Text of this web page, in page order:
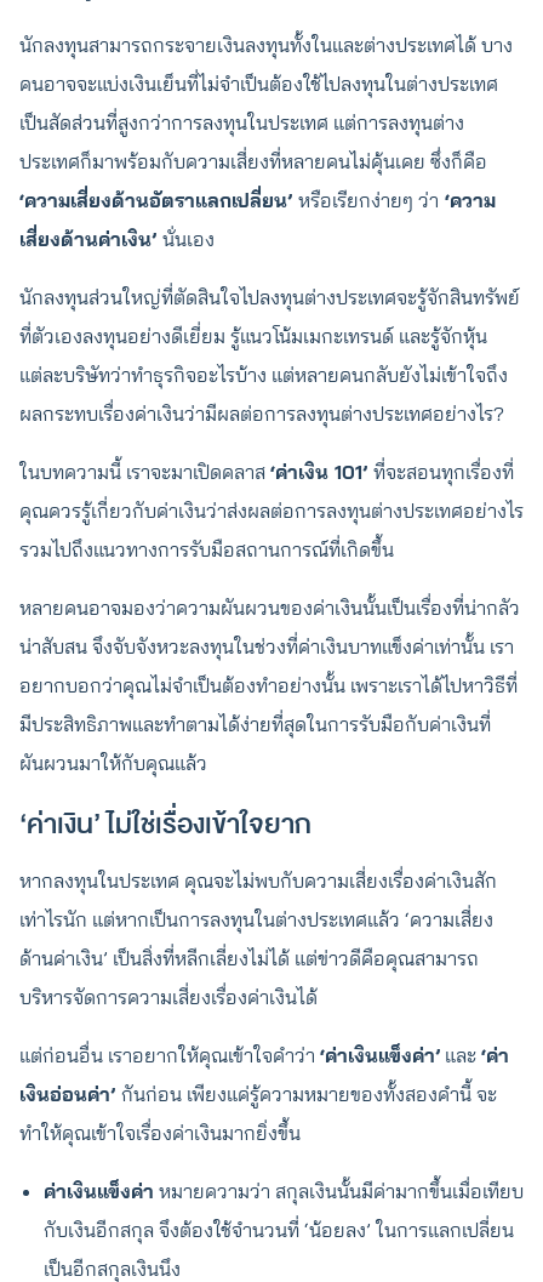
นักลงทุนสามารถกระจายเงินลงทุนทั้งในและต่างประเทศได้ บาง
คนอาจจะแบ่งเงินเย็นที่ไม่จำเป็นต้องใช้ไปลงทุนในต่างประเทศ
เป็นสัดส่วนที่สูงกว่าการลงทุนในประเทศ แต่การลงทุนต่าง
ประเทศก็มาพร้อมกับความเสี่ยงที่หลายคนไม่คุ้นเคย ซึ่งก็คือ
‘ความเสี่ยงด้านอัตราแลกเปลี่ยน’ หรือเรียกง่ายๆ ว่า ‘ความ
เสี่ยงด้านค่าเงิน’ นั่นเอง
นักลงทุนส่วนใหญ่ที่ตัดสินใจไปลงทุนต่างประเทศจะรู้จักสินทรัพย์
ที่ตัวเองลงทุนอย่างดีเยี่ยม รู้แนวโน้มเมกะเทรนด์ และรู้จักหุ้น
แต่ละบริษัทว่าทำธุรกิจอะไรบ้าง แต่หลายคนกลับยังไม่เข้าใจถึง
ผลกระทบเรื่องค่าเงินว่ามีผลต่อการลงทุนต่างประเทศอย่างไร?
ในบทความนี้ เราจะมาเปิดคลาส ‘ค่าเงิน 101’ ที่จะสอนทุกเรื่องที่
คุณควรรู้เกี่ยวกับค่าเงินว่าส่งผลต่อการลงทุนต่างประเทศอย่างไร
รวมไปถึงแนวทางการรับมือสถานการณ์ที่เกิดขึ้น
หลายคนอาจมองว่าความผันผวนของค่าเงินนั้นเป็นเรื่องที่น่ากลัว
น่าสับสน จึงจับจังหวะลงทุนในช่วงที่ค่าเงินบาทแข็งค่าเท่านั้น เรา
อยากบอกว่าคุณไม่จำเป็นต้องทำอย่างนั้น เพราะเราได้ไปหาวิธีที่
มีประสิทธิภาพและทำตามได้ง่ายที่สุดในการรับมือกับค่าเงินที่
ผันผวนมาให้กับคุณแล้ว
‘ค่าเงิน’ ไม่ใช่เรื่องเข้าใจยาก
หากลงทุนในประเทศ คุณจะไม่พบกับความเสี่ยงเรื่องค่าเงินสัก
เท่าไรนัก แต่หากเป็นการลงทุนในต่างประเทศแล้ว ‘ความเสี่ยง
ด้านค่าเงิน’ เป็นสิ่งที่หลีกเลี่ยงไม่ได้ แต่ข่าวดีคือคุณสามารถ
บริหารจัดการความเสี่ยงเรื่องค่าเงินได้
แต่ก่อนอื่น เราอยากให้คุณเข้าใจคำว่า ‘ค่าเงินแข็งค่า’ และ ‘ค่า
เงินอ่อนค่า’ กันก่อน เพียงแค่รู้ความหมายของทั้งสองคำนี้ จะ
ทำให้คุณเข้าใจเรื่องค่าเงินมากยิ่งขึ้น
ค่าเงินแข็งค่า หมายความว่า สกุลเงินนั้นมีค่ามากขึ้นเมื่อเทียบ
กับเงินอีกสกุล จึงต้องใช้จำนวนที่ ‘น้อยลง’ ในการแลกเปลี่ยน
เป็นอีกสกุลเงินนึง